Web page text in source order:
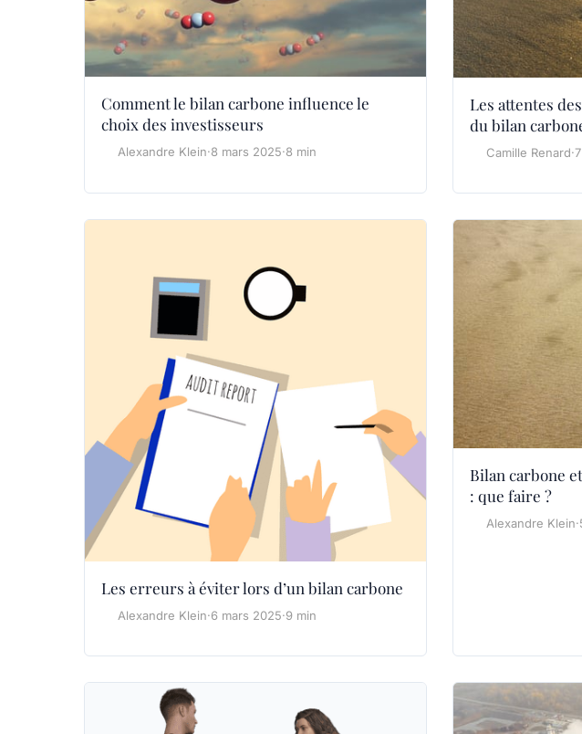
Comment le bilan carbone influence le
choix des investisseurs
Alexandre Klein·8 mars 2025·8 min
Les attentes
du bilan
Camille Renard·
Les erreurs à éviter lors d’un bilan carbone
Alexandre Klein·6 mars 2025·9 min
Bilan carbone
: que faire ?
Alexandre Klein·